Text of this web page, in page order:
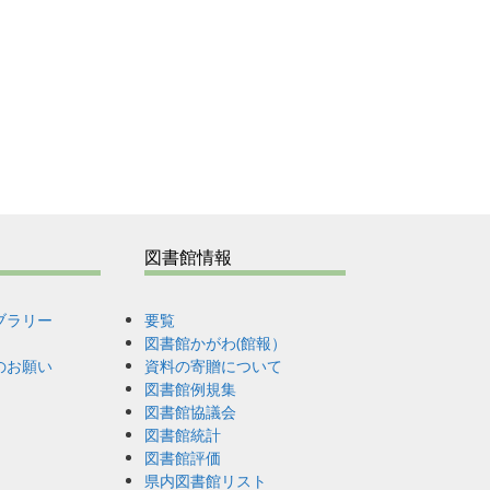
ラリー
お願い
図書館情報
要覧
図書館かがわ(館報）
資料の寄贈について
図書館例規集
図書館協議会
図書館統計
図書館評価
県内図書館リスト